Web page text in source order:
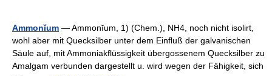
Ammonĭum — Ammonĭum, 1) (Chem.), NH4, noch nicht isolirt,
wohl aber mit Quecksilber unter dem Einfluß der galvanischen
Säule auf, mit Ammoniakflüssigkeit übergossenem Quecksilber zu
Amalgam verbunden dargestellt u. wird wegen der Fähigkeit, sich